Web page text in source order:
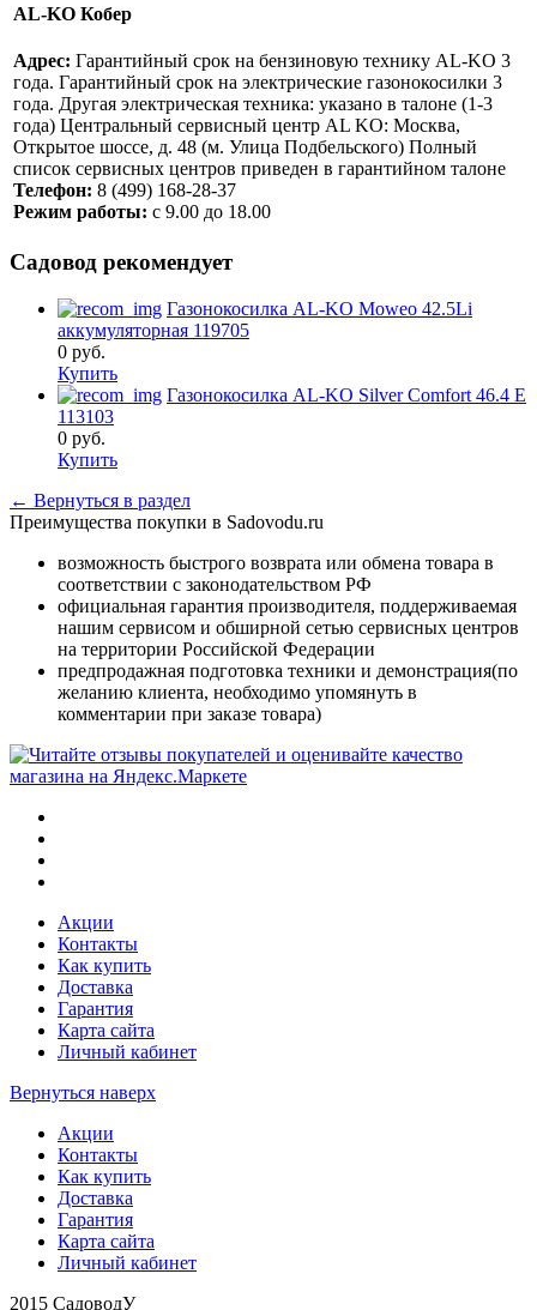
AL-KO Кобер
Адрес: Гарантийный срок на бензиновую технику AL-KO 3
года. Гарантийный срок на электрические газонокосилки 3
года. Другая электрическая техника: указано в талоне (1-3
года) Центральный сервисный центр AL KO: Москва,
Открытое шоссе, д. 48 (м. Улица Подбельского) Полный
список сервисных центров приведен в гарантийном талоне
Телефон: 8 (499) 168-28-37
Режим работы: с 9.00 до 18.00
Садовод рекомендует
Газонокосилка AL-KO Moweo 42.5Li
аккумуляторная 119705
0 руб.
Купить
Газонокосилка AL-KO Silver Comfort 46.4 E
113103
0 руб.
Купить
← Вернуться в раздел
Преимущества покупки в Sadovodu.ru
возможность быстрого возврата или обмена товара в
соответствии с законодательством РФ
официальная гарантия производителя, поддерживаемая
нашим сервисом и обширной сетью сервисных центров
на территории Российской Федерации
предпродажная подготовка техники и демонстрация(по
желанию клиента, необходимо упомянуть в
комментарии при заказе товара)
Акции
Контакты
Как купить
Доставка
Гарантия
Карта сайта
Личный кабинет
Вернуться наверх
Акции
Контакты
Как купить
Доставка
Гарантия
Карта сайта
Личный кабинет
2015 СадоводУ